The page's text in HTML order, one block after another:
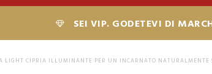
SEI VIP. GODETEVI DI
LIGHT CIPRIA ILLUMINANTE PER UN INCARNATO